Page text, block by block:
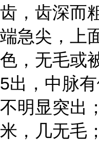
齿，齿深而
端急尖，上
色，无毛或
5出，中脉
不明显突出
米，几无毛